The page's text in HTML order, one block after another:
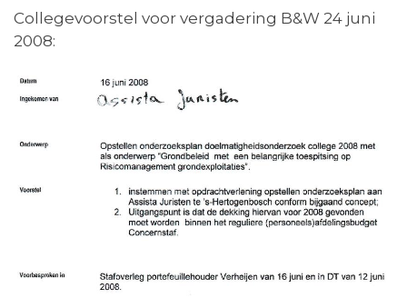
Collegevoorstel voor vergadering B&W 24 juni
2008: